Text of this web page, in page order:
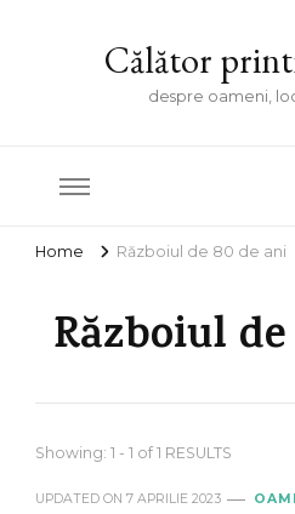
Călător
despre oameni,
Home Războiul de 80 de ani
Războiul
Showing: 1 - 1 of 1 RESULTS
UPDATED ON 7 APRILIE 2023